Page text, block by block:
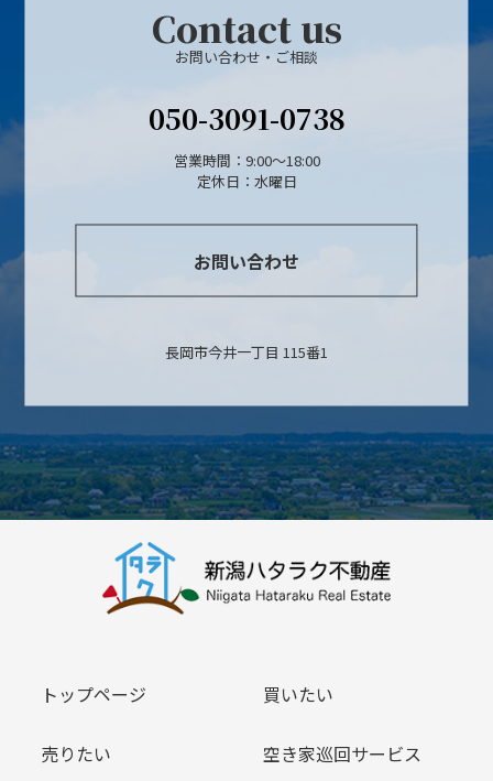
Contact us
お問い合わせ・ご相談
050-3091-0738
営業時間：9:00～18:00
定休日：水曜日
お問い合わせ
長岡市今井一丁目 115番1
トップページ 買いたい
売りたい 空き家巡回サービス